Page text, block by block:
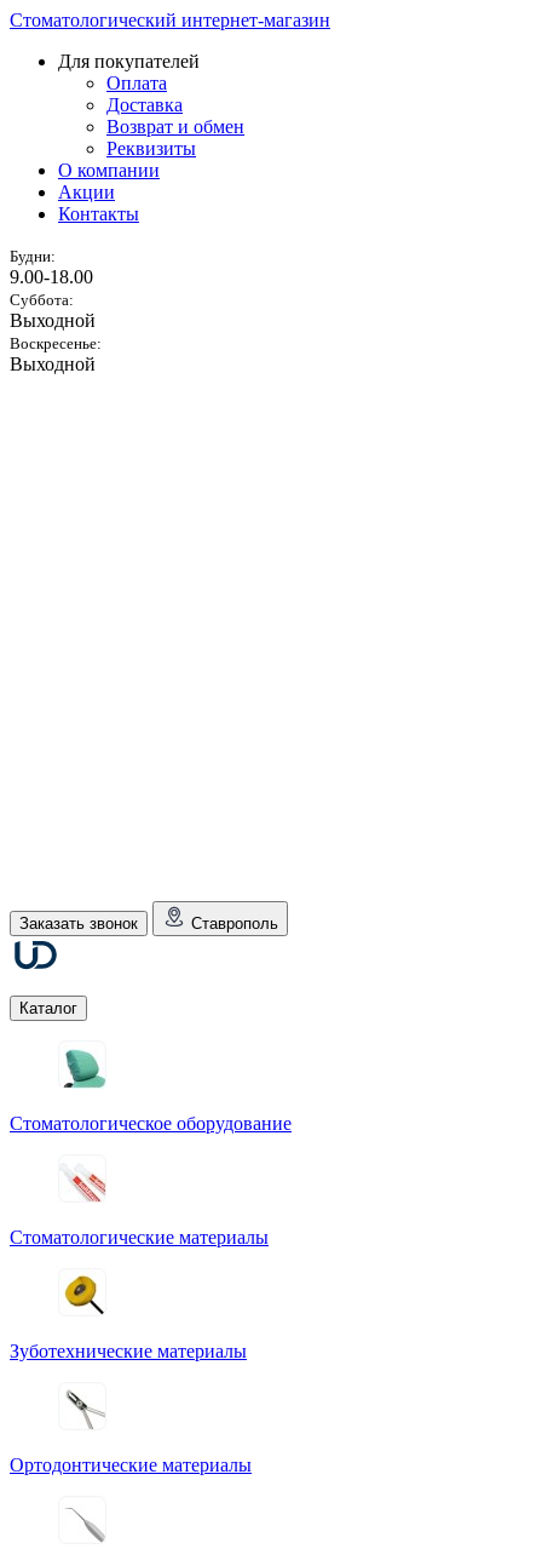
Стоматологический интернет-магазин
Для покупателей
Оплата
Доставка
Возврат и обмен
Реквизиты
О компании
Акции
Контакты
Будни:
9.00-18.00
Суббота:
Выходной
Воскресенье:
Выходной
Заказать звонок Ставрополь
Каталог
Стоматологическое оборудование
Стоматологические материалы
Зуботехнические материалы
Ортодонтические материалы